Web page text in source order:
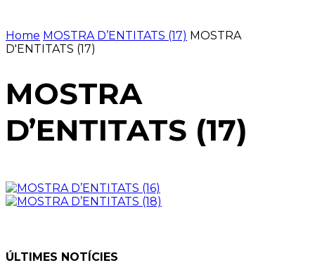
Home MOSTRA D’ENTITATS (17) MOSTRA
D'ENTITATS (17)
MOSTRA
D’ENTITATS (17)
ÚLTIMES NOTÍCIES